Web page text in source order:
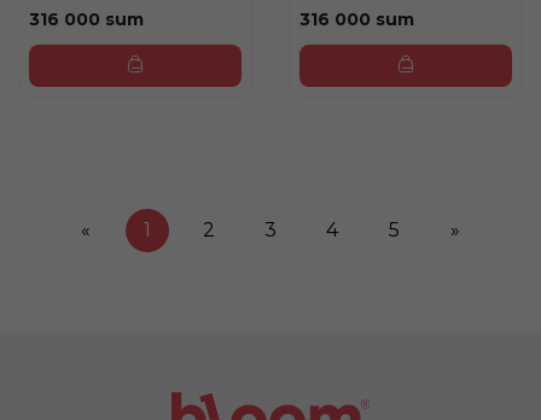
316 000 sum 316 000 sum
« 1 2 3 4 5 »